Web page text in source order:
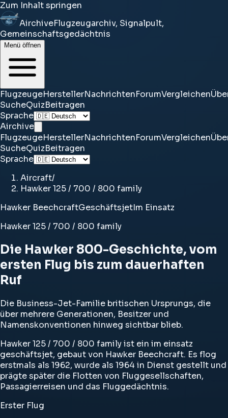
Zum Inhalt springen
AirchiveFlugzeugarchiv, Signalpult,
Gemeinschaftsgedächtnis
Menü öffnen
FlugzeugeHerstellerNachrichtenForumVergleichen
SucheQuizBeitragen
Sprache
Airchive
FlugzeugeHerstellerNachrichtenForumVergleichen
SucheQuizBeitragen
Sprache
Aircraft/
Hawker 125 / 700 / 800 family
Hawker BeechcraftGeschäftsjetIm Einsatz
Hawker 125 / 700 / 800 family
Die Hawker 800-Geschichte, vom
ersten Flug bis zum dauerhaften
Ruf
Die Business-Jet-Familie britischen Ursprungs, die
über mehrere Generationen, Besitzer und
Namenskonventionen hinweg sichtbar blieb.
Hawker 125 / 700 / 800 family ist ein im einsatz
geschäftsjet, gebaut von Hawker Beechcraft. Es flog
erstmals als 1962, wurde als 1964 in Dienst gestellt und
prägte später die Flotten von Fluggesellschaften,
Passagierreisen und das Fluggedächtnis.
Erster Flug